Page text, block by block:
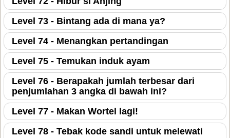
Level 73 - Bintang ada di mana ya?
Level 74 - Menangkan pertandingan
Level 75 - Temukan induk ayam
Level 76 - Berapakah jumlah terbesar dari
penjumlahan 3 angka di bawah ini?
Level 77 - Makan Wortel lagi!
Level 78 - Tebak kode sandi untuk melewati